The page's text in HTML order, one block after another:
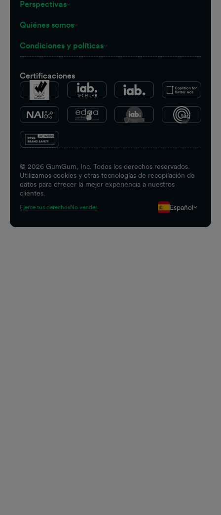
Perspectivas
Quiénes somos
Condiciones y políticas
Certificaciones
© 2026 GumGum, Inc. Todos los derechos reservados.
Utilizamos cookies y otras tecnologías de recopilación de
datos para ofrecer la mejor experiencia a nuestros
clientes.
Ejerce tus derechosNo vender Español